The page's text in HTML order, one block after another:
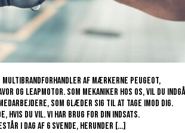
multibrandforhandler af mærkerne Peugeot,
og Leapmotor. Som mekaniker hos os, vil du indgå
som glæder sig til at tage imod dig.
hvis du vil. Vi har brug for din indsats.
i dag af 6 svende, herunder […]